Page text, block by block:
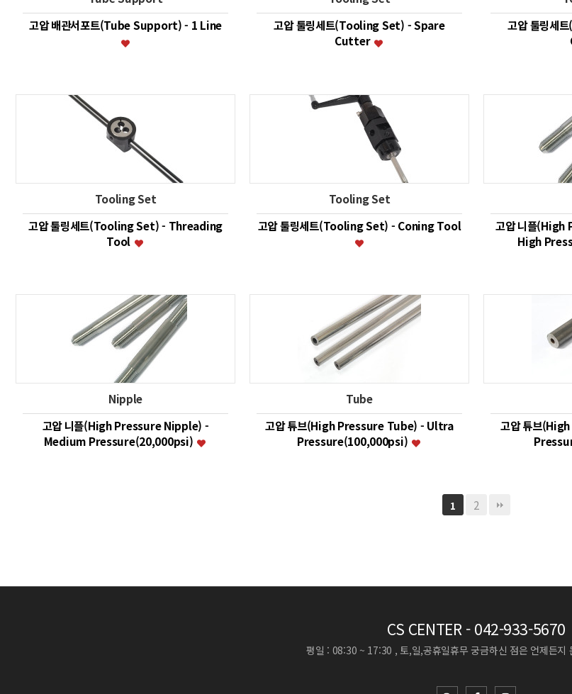
고압 배관서포트(Tube Support) - 1 Line
고압 툴링세트(Tooling Set) - Spare
Cutter
고압 툴링세
Tooling Set
고압 툴링세트(Tooling Set) - Threading
Tool
Tooling Set
고압 툴링세트(Tooling Set) - Coning Tool
고압 니플
High
Nipple
고압 니플(High Pressure Nipple) -
Medium Pressure(20,000psi)
Tube
고압 튜브(High Pressure Tube) - Ultra
Pressure(100,000psi)
고압 튜브
1 2
CS CENTER- 042-933-5670
평일 : 08:30 ~ 17:30 , 토,일,공휴일휴무 궁금하신 점은 언제든지